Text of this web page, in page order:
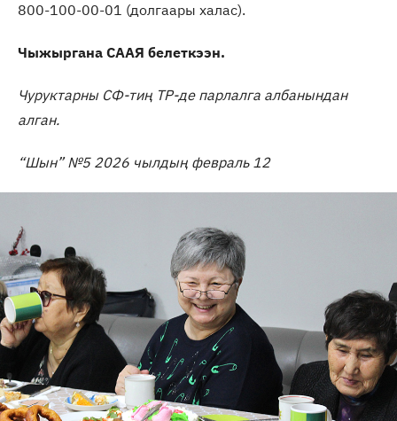
800-100-00-01 (долгаары халас).
Чыжыргана СААЯ белеткээн.
Чуруктарны СФ-тиң ТР-де парлалга албанындан
алган.
“Шын” №5 2026 чылдың февраль 12